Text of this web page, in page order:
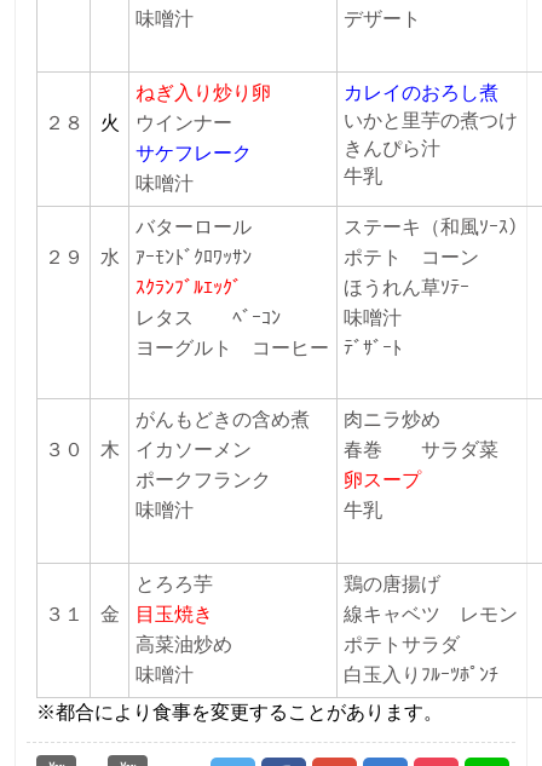
味噌汁
デザート
２８ 火
ねぎ入り炒り卵
ウインナー
サケフレーク
味噌汁
カレイのおろし煮
いかと里芋の煮つけ
きんぴら汁
牛乳
２９ 水
バターロール
ｱｰﾓﾝﾄﾞｸﾛﾜｯｻﾝ
ｽｸﾗﾝﾌﾞﾙｴｯｸﾞ
レタスﾍﾞｰｺﾝ
ヨーグルト コーヒー
ステーキ（和風ｿｰｽ）
ポテト コーン
ほうれん草ｿﾃｰ
味噌汁
ﾃﾞｻﾞｰﾄ
３０ 木
がんもどきの含め煮
イカソーメン
ポークフランク
味噌汁
肉ニラ炒め
春巻 サラダ菜
卵スープ
牛乳
３１ 金
とろろ芋
目玉焼き
高菜油炒め
味噌汁
鶏の唐揚げ
線キャベツ レモン
ポテトサラダ
白玉入りﾌﾙｰﾂﾎﾟﾝﾁ
※都合により食事を変更することがあります。